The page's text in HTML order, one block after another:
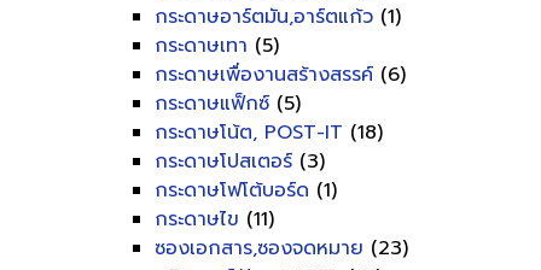
กระดาษอาร์ตมัน,อาร์ตแก้ว (1)
กระดาษเทา (5)
กระดาษเพื่องานสร้างสรรค์ (6)
กระดาษแฟ็กซ์ (5)
กระดาษโน้ต, POST-IT (18)
กระดาษโปสเตอร์ (3)
กระดาษโฟโต้บอร์ด (1)
กระดาษไข (11)
ซองเอกสาร,ซองจดหมาย (23)